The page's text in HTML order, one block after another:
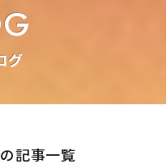
グ
記事一覧